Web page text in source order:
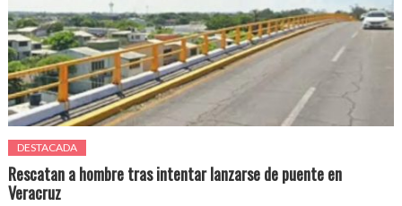
DESTACADA
Rescatan a hombre tras intentar lanzarse de puente en
Veracruz